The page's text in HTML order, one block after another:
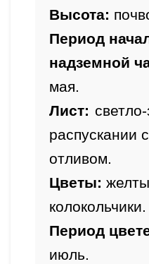
Высота:
Период
надземной
мая.
Лист:
распускании
отливом.
Цветы:
колокольчики.
Период
июль.